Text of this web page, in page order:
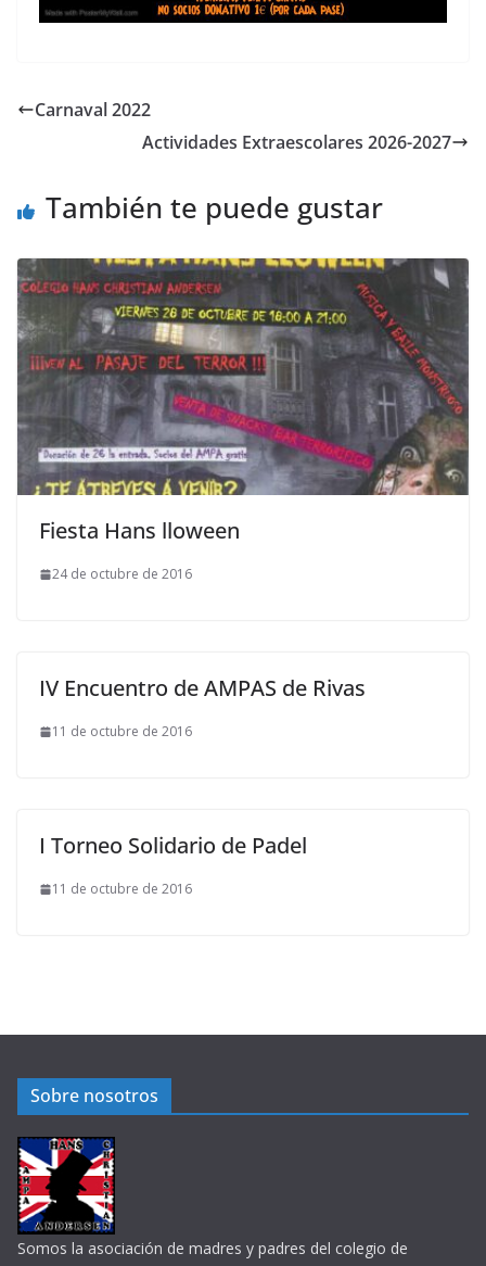
Carnaval 2022
Actividades Extraescolares 2026-2027
También te puede gustar
Fiesta Hans lloween
24 de octubre de 2016
IV Encuentro de AMPAS de Rivas
11 de octubre de 2016
I Torneo Solidario de Padel
11 de octubre de 2016
Sobre nosotros
Somos la asociación de madres y padres del colegio de